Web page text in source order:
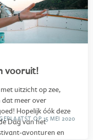
vooruit!
uitzicht op zee,
dat meer over
Hopelijk óók deze
Dag van het
avonturen en
OP 15 MEI 2020